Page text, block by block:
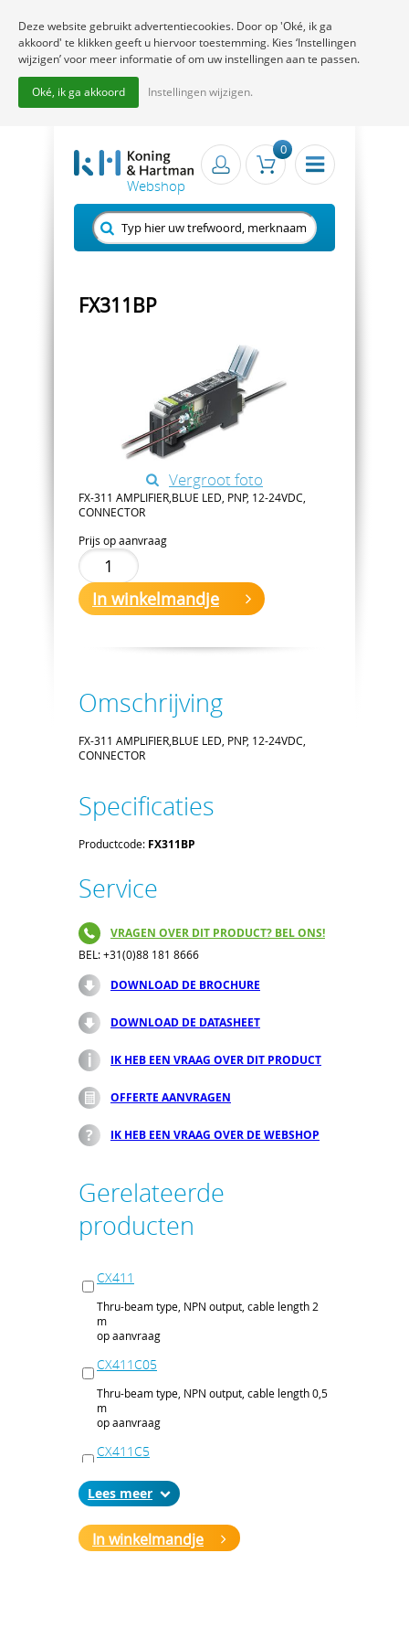
0
FX311BP
Vergroot foto
FX-311 AMPLIFIER,BLUE LED, PNP, 12-24VDC,
CONNECTOR
Prijs op aanvraag
In winkelmandje
Omschrijving
FX-311 AMPLIFIER,BLUE LED, PNP, 12-24VDC,
CONNECTOR
Specificaties
Productcode: FX311BP
Service
VRAGEN OVER DIT PRODUCT? BEL ONS!
BEL: +31(0)88 181 8666
DOWNLOAD DE BROCHURE
DOWNLOAD DE DATASHEET
IK HEB EEN VRAAG OVER DIT PRODUCT
OFFERTE AANVRAGEN
IK HEB EEN VRAAG OVER DE WEBSHOP
Gerelateerde
producten
CX411
Thru-beam type, NPN output, cable length 2
m
op aanvraag
CX411C05
Thru-beam type, NPN output, cable length 0,5
m
op aanvraag
CX411C5
Thru-beam type, NPN output, cable length 5
m
op aanvraag
CX411J
Lees
In winkelmandje
Deze website gebruikt advertentiecookies. Door op 'Oké, ik ga
akkoord' te klikken geeft u hiervoor toestemming. Kies ‘Instellingen
wijzigen’ voor meer informatie of om uw instellingen aan te passen.
Oké, ik ga akkoord Instellingen wijzigen.